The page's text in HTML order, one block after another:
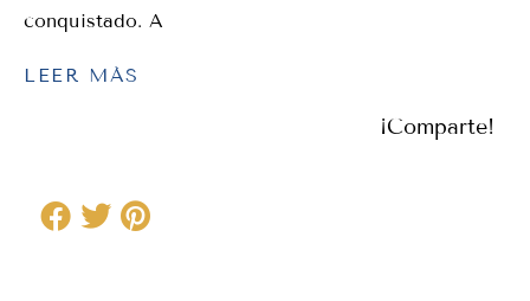
conquistado. A
LEER MÁS
¡Comparte!